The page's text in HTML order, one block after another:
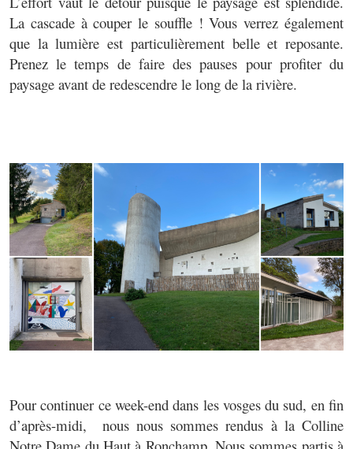
La cascade à couper le souffle ! Vous verrez également
que la lumière est particulièrement belle et reposante.
Prenez le temps de faire des pauses pour profiter du
paysage avant de redescendre le long de la rivière.
Pour continuer ce week-end dans les vosges du sud, en fin
d’après-midi, nous nous sommes rendus à la Colline